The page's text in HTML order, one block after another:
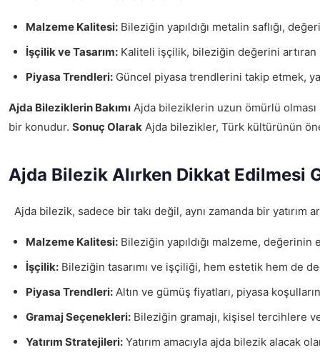
Malzeme Kalitesi: Bileziğin yapıldığı metalin saflığı,
İşçilik ve Tasarım: Kaliteli işçilik, bileziğin değerini artıran
Piyasa Trendleri: Güncel piyasa trendlerini takip etmek,
Ajda Bileziklerin Bakımı Ajda bileziklerin uzun ömürlü
bir konudur. Sonuç Olarak Ajda bilezikler, Türk kültürünün
Ajda Bilezik Alırken Dikkat Edilmesi
Ajda bilezik, sadece bir takı değil, aynı zamanda bir
Malzeme Kalitesi: Bileziğin yapıldığı malzeme,
İşçilik: Bileziğin tasarımı ve işçiliği, hem estetik hem de
Piyasa Trendleri: Altın ve gümüş fiyatları, piyasa
Gramaj Seçenekleri: Bileziğin gramajı, kişisel tercihlere
Yatırım Stratejileri: Yatırım amacıyla ajda bilezik alacak